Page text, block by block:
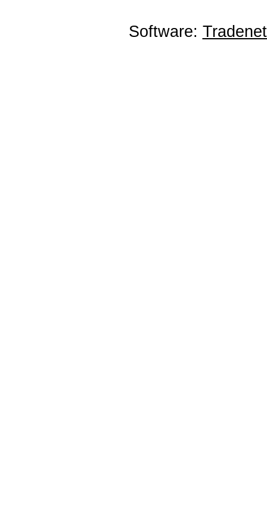
Software: